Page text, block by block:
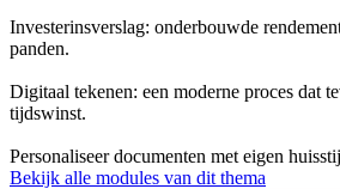
Investerinsverslag: onderbouwde
panden.
Digitaal tekenen: een moderne proces dat
tijdswinst.
Personaliseer documenten met eigen
Bekijk alle modules van dit thema